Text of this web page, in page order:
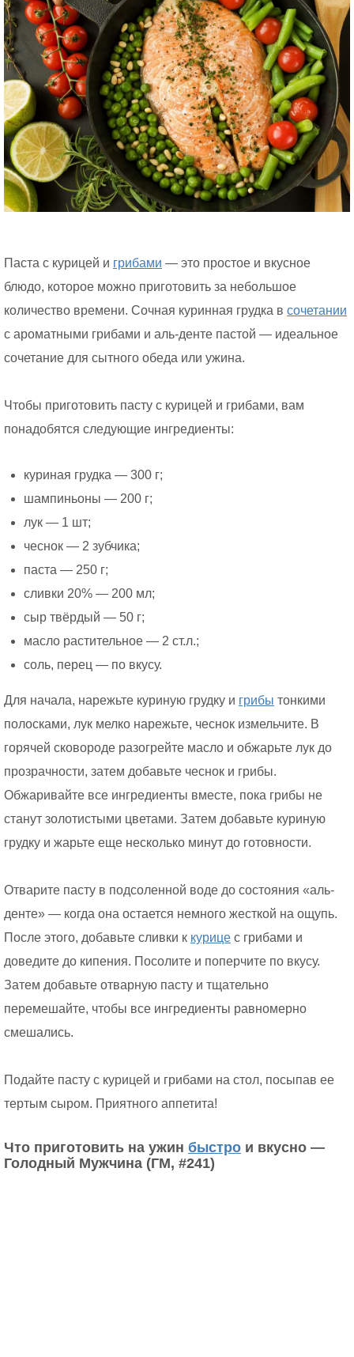
Паста с курицей и грибами — это простое и вкусное
блюдо, которое можно приготовить за небольшое
количество времени. Сочная куринная грудка в сочетании
с ароматными грибами и аль-денте пастой — идеальное
сочетание для сытного обеда или ужина.
Чтобы приготовить пасту с курицей и грибами, вам
понадобятся следующие ингредиенты:
куриная грудка — 300 г;
шампиньоны — 200 г;
лук — 1 шт;
чеснок — 2 зубчика;
паста — 250 г;
сливки 20% — 200 мл;
сыр твёрдый — 50 г;
масло растительное — 2 ст.л.;
соль, перец — по вкусу.
Для начала, нарежьте куриную грудку и грибы тонкими
полосками, лук мелко нарежьте, чеснок измельчите. В
горячей сковороде разогрейте масло и обжарьте лук до
прозрачности, затем добавьте чеснок и грибы.
Обжаривайте все ингредиенты вместе, пока грибы не
станут золотистыми цветами. Затем добавьте куриную
грудку и жарьте еще несколько минут до готовности.
Отварите пасту в подсоленной воде до состояния «аль-
денте» — когда она остается немного жесткой на ощупь.
После этого, добавьте сливки к курице с грибами и
доведите до кипения. Посолите и поперчите по вкусу.
Затем добавьте отварную пасту и тщательно
перемешайте, чтобы все ингредиенты равномерно
смешались.
Подайте пасту с курицей и грибами на стол, посыпав ее
тертым сыром. Приятного аппетита!
Что приготовить на ужин быстро и вкусно —
Голодный Мужчина (ГМ, #241)